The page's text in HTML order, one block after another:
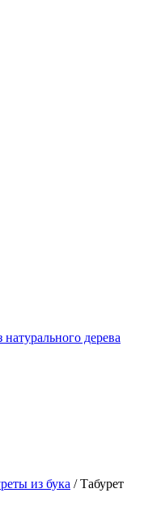
дерева
из бука / Табурет